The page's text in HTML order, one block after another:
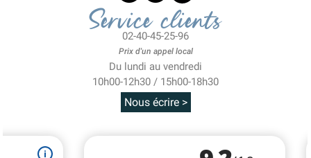
Service clients
02-40-45-25-96
Prix d'un appel local
Du lundi au vendredi
10h00-12h30 / 15h00-18h30
Nous écrire >